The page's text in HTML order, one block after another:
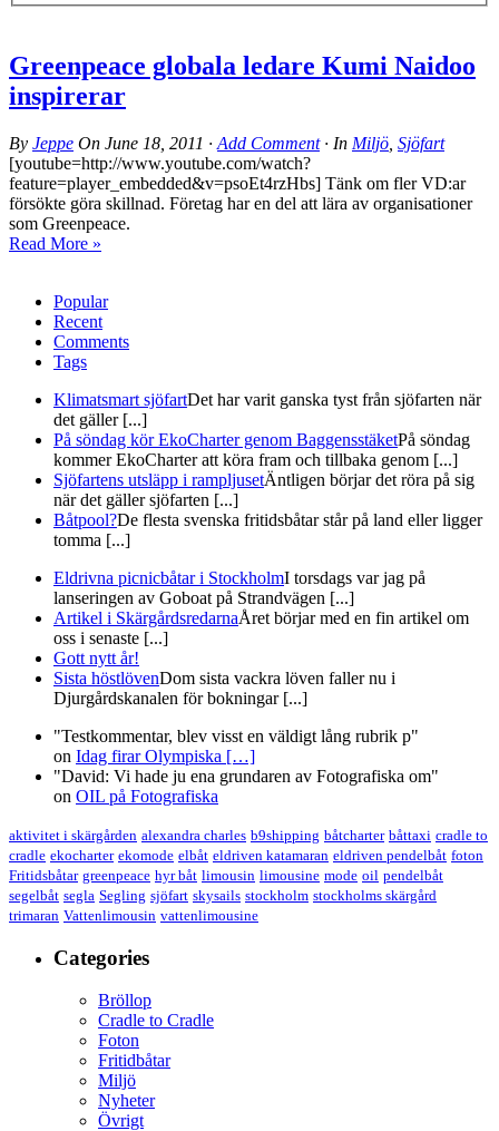
Greenpeace globala ledare Kumi Naidoo
inspirerar
By Jeppe On June 18, 2011 · Add Comment· In Miljö Sjöfart
[youtube=http://www.youtube.com/watch?
feature=player_embedded&v=psoEt4rzHbs] Tänk om fler VD:ar
försökte göra skillnad. Företag har en del att lära av organisationer
som Greenpeace.
Read More »
Popular
Recent
Comments
Tags
Klimatsmart sjöfartDet har varit ganska tyst från sjöfarten när
det gäller [...]
På söndag kör EkoCharter genom BaggensstäketPå söndag
kommer EkoCharter att köra fram och tillbaka genom [...]
Sjöfartens utsläpp i rampljusetÄntligen börjar det röra på sig
när det gäller sjöfarten [...]
Båtpool?De flesta svenska fritidsbåtar står på land eller ligger
tomma [...]
Eldrivna picnicbåtar i StockholmI torsdags var jag på
lanseringen av Goboat på Strandvägen [...]
Artikel i SkärgårdsredarnaÅret börjar med en fin artikel om
oss i senaste [...]
Gott nytt år!
Sista höstlövenDom sista vackra löven faller nu i
Djurgårdskanalen för bokningar [...]
"Testkommentar, blev visst en väldigt lång rubrik p"
on Idag firar Olympiska […]
"David: Vi hade ju ena grundaren av Fotografiska om"
on OIL på Fotografiska
aktivitet i skärgården alexandra charles b9shipping båtcharter båttaxi cradle to
cradle ekocharter ekomode elbåt eldriven katamaran eldriven pendelbåt foton
Fritidsbåtar greenpeace hyr båt limousin limousine mode oil pendelbåt
segelbåt segla Segling sjöfart skysails stockholm stockholms skärgård
trimaran Vattenlimousin vattenlimousine
Categories
Bröllop
Cradle to Cradle
Foton
Fritidbåtar
Miljö
Nyheter
Övrigt